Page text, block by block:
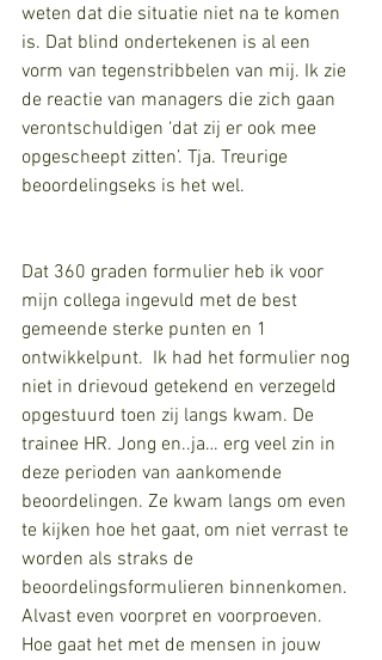
weten dat die situatie niet na te komen
is. Dat blind ondertekenen is al een
vorm van tegenstribbelen van mij. Ik zie
de reactie van managers die zich gaan
verontschuldigen ‘dat zij er ook mee
opgescheept zitten’. Tja. Treurige
beoordelingseks is het wel.
Dat 360 graden formulier heb ik voor
mijn collega ingevuld met de best
gemeende sterke punten en 1
ontwikkelpunt.  Ik had het formulier nog
niet in drievoud getekend en verzegeld
opgestuurd toen zij langs kwam. De
trainee HR. Jong en..ja… erg veel zin in
deze perioden van aankomende
beoordelingen. Ze kwam langs om even
te kijken hoe het gaat, om niet verrast te
worden als straks de
beoordelingsformulieren binnenkomen.
Alvast even voorpret en voorproeven.
Hoe gaat het met de mensen in jouw